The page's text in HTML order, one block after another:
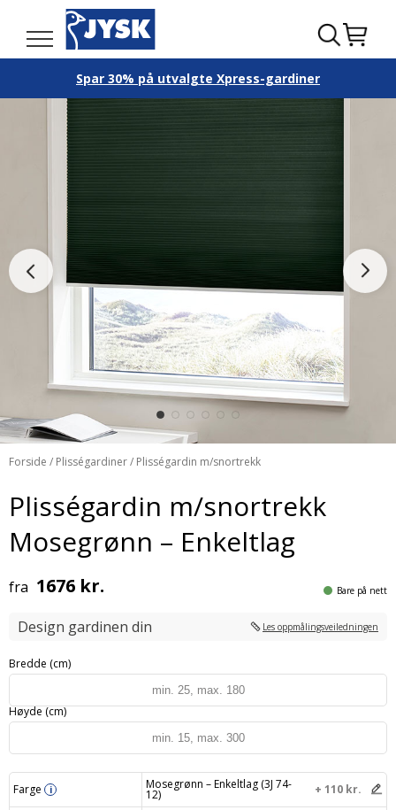
Spar 30% på utvalgte Xpress-gardiner
Forside / Plisségardiner/ Plisségardin m/snortrekk
Plisségardin m/snortrekk
Mosegrønn – Enkeltlag
fra 1676 kr. Bare på nett
Design gardinen din Les oppmålingsveiledningen
Bredde (cm)
Høyde (cm)
Farge i Mosegrønn – Enkeltlag (3J 74-
12)
+ 110 kr.